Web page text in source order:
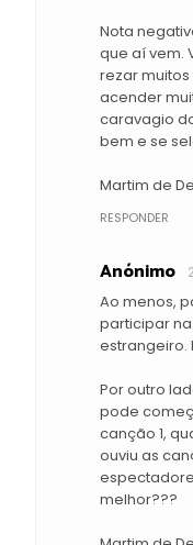
Nota
que aí vem.
rezar
acender
caravagio
bem e se
Martim de
RESPONDER
Anónimo
Ao menos,
participar
estrangeiro.
Por outro
pode
canção 1,
ouviu as
melhor???